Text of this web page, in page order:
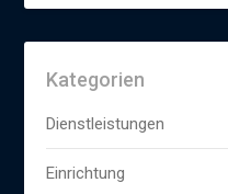
Kategorien
Dienstleistungen
Einrichtung